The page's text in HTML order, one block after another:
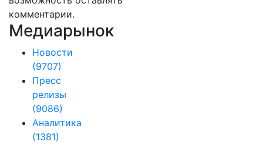
комментарии.
Медиарынок
Новости
(9707)
Пресс
релизы
(9086)
Аналитика
(1381)